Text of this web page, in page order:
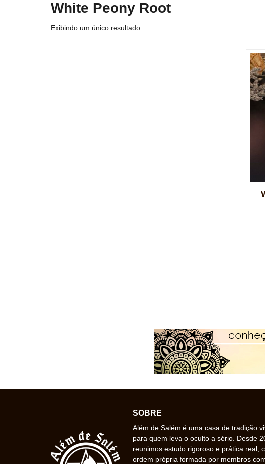
White Peony Root
Exibindo um único resultado
SOBRE
Além de Salém é uma casa de tradição
para quem leva o oculto a sério. Desde
reunimos estudo rigoroso e prática real,
ordem própria formada por membros